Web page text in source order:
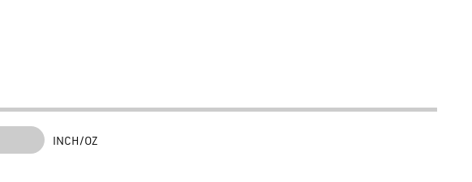
, le plus grand marché d'équipement de pêche en Europe. Expédition
INCH/OZ